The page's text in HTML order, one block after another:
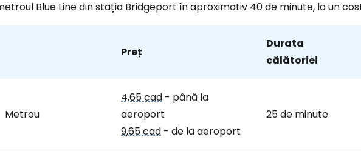
Blue Line din stația Bridgeport în aproximativ 40 de minute, la un
Preț
Durata
călătoriei
Metrou
4,65 cad - până la
aeroport
9,65 cad - de la aeroport
25 de minute